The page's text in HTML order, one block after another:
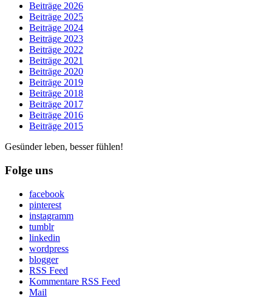
Beiträge 2026
Beiträge 2025
Beiträge 2024
Beiträge 2023
Beiträge 2022
Beiträge 2021
Beiträge 2020
Beiträge 2019
Beiträge 2018
Beiträge 2017
Beiträge 2016
Beiträge 2015
Gesünder leben, besser fühlen!
Folge uns
facebook
pinterest
instagramm
tumblr
linkedin
wordpress
blogger
RSS Feed
Kommentare RSS Feed
Mail